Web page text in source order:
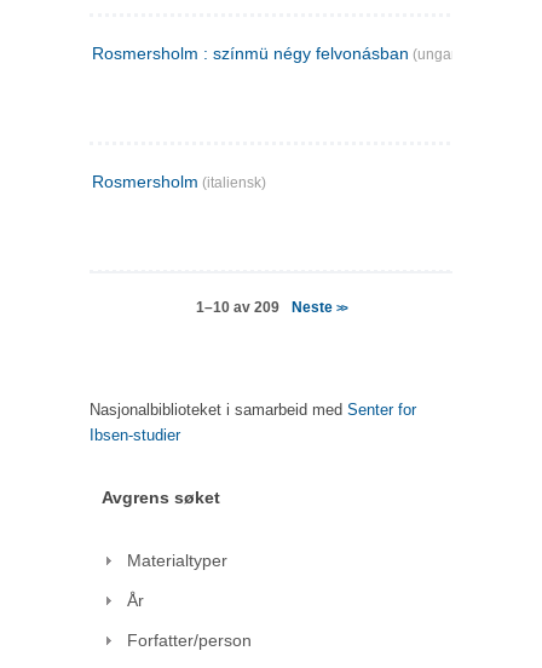
Rosmersholm : színmü négy felvonásban (ungarsk)
Rosmersholm (italiensk)
1–10 av 209 Neste >>
Nasjonalbiblioteket i samarbeid med Senter for
Ibsen-studier
Avgrens søket
Materialtyper
År
Forfatter/person